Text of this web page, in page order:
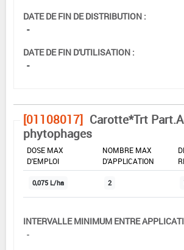
DATE DE FIN DE DISTRIBUTION :
-
DATE DE FIN D'UTILISATION :
-
[01108017] Carotte*Trt
phytophages
DOSE MAX
D'EMPLOI
NOMBRE MAX
D'APPLICATION
0,075 L/ha 2
INTERVALLE MINIMUM ENTRE
-